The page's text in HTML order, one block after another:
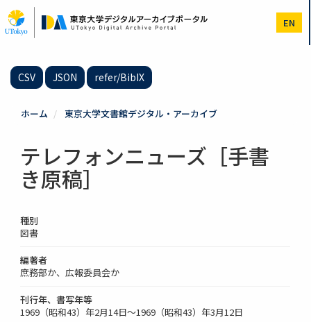
イ
ン
EN
CSV JSON refer/BibIX
ホーム 東京大学文書館デジタル・アーカイブ
テレフォンニューズ［手書
き原稿］
種別
図書
編著者
庶務部か、広報委員会か
刊行年、書写年等
1969（昭和43）年2月14日～1969（昭和43）年3月12日